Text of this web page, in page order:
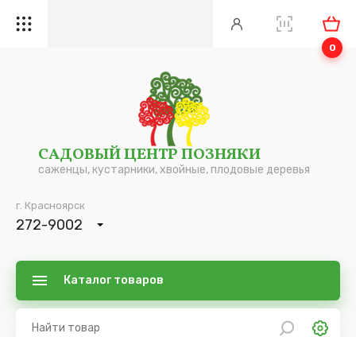
0
САДОВЫЙ ЦЕНТР ПОЗНЯКИ
саженцы, кустарники, хвойные, плодовые деревья
г. Красноярск
272-9002
Каталог товаров